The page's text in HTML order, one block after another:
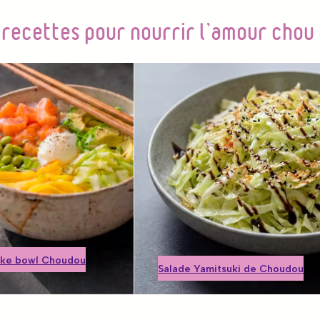
pour nourrir l’amour chou
bowl Choudou
repas inspiration
Hawaï
Prêt en 15 min
bowl Choudou
Salade Yamitsuki
Choudou
Salade japonaise
traditionnelle
Prête en 15 min
Salade Yamitsuki de Choudou